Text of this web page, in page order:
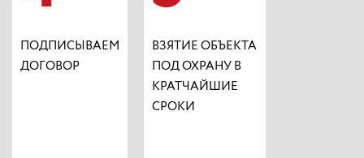
ПОДПИСЫВАЕМ
ДОГОВОР
ВЗЯТИЕ ОБЪЕКТА
ПОД ОХРАНУ В
КРАТЧАЙШИЕ
СРОКИ